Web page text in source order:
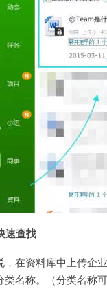
速查找
，在资料库中上传企
名称。（分类名称可